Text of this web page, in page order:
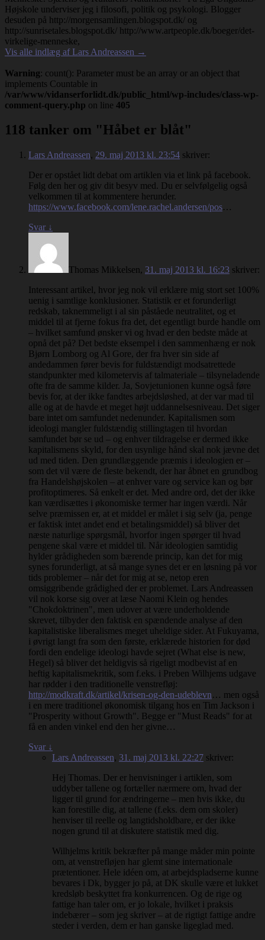
Højskole underviser jeg i filosofi, politik og psykologi. Blogger
desuden på http://morgensamlingen.blogspot.dk/ og
http://sunrisetales.blogspot.dk/ http://www.artpeople.dk/boeger/det-
virkelige-menneske,
Vis alle indlæg af Lars Andreassen →
Warning: count(): Parameter must be an array or an object that
implements Countable in
/var/www/vidanserforlidt.dk/public_html/wp-includes/class-wp-
comment-query.php on line 405
118 tanker om "Håbet er blåt"
Lars Andreassen, 29. maj 2013 kl. 23:54 skriver:
Der er opstået lidt debat om artiklen via et link på facebook.
Følg den her og giv dit besyv med. Du er selvfølgelig også
velkommen til at kommentere herunder.
https://www.facebook.com/lene.rachel.andersen/pos…
Svar ↓
Thomas Mikkelsen, 31. maj 2013 kl. 16:23 skriver:
Interessant artikel, hvor jeg nok vil erklære mig stort set 100%
uenig i samtlige konklusioner. Statistik er et forunderligt
redskab, taknemmeligt i al sin påståede neutralitet, og et
middel til at fjerne fokus fra det, det egentligt burde handle om
– hvilket samfund ønsker vi og hvad er den bedste måde at
opnå det på? Det bedste eksempel i den sammenhæng er nok
Bjørn Lomborg og Al Gore, der fra hver sin side af
andedammen fører bevis for fuldstændigt modsatrettede
standpunkter med kilometervis af talmateriale – tilsyneladende
ofte fra de samme kilder. Ja, Sovjetunionen kunne også føre
bevis for, at der ikke fandtes arbejdsløshed, at der var mad til
alle og at de havde et meget højt uddannelsesniveau. Det siger
bare intet om samfundet nedenunder. Kapitalismen som
ideologi mangler fuldstændig stillingtagen til hvordan
samfundet bør se ud – og enhver tildragelse er dermed ikke
kapitalismens skyld, for den usynlige hånd skal nok jævne det
ud med tiden. Den grundlæggende præmis i ideologien er –
som det vil være de fleste bekendt, der har åbnet en grundbog
fra Handelshøjskolen – at enhver vare og service kan og bør
profitoptimeres. Så enkelt er det. Med andre ord, det der ikke
kan værdisættes i økonomiske termer har ingen værdi. Når
selve præmissen er, at et middel er målet i sig selv (ja, penge
er faktisk intet andet end et betalingsmiddel) så bliver det
næste naturlige spørgsmål, hvorfor ingen spørger til hvad
pengene skal være et middel til. Når ideologien samtidig
hylder grådigheden som bærende princip, kan det for mig
synes forunderligt, at så mange synes det er en løsning på vor
tids problemer – når det for mig at se, netop eren
omsiggribende grådighed der er problemet. Lars Andreassen
vil nok korse sig over at læse Naomi Klein og hendes
"Chokdoktrinen", men udover at være underholdende
skrevet, tilbyder den faktisk en spændende analyse af den
kapitalistiske liberalismes meget uheldige sider. At Fukuyama,
i øvrigt langt fra som den første, erklærede historien for død
fordi den endelige ideologi havde sejret (What else is new,
Hegel) så bliver det heldigvis så rigeligt modbevist af en
heftig kapitalismekritik, som f.eks. i Preben Wilhjems udgave
har rødder i den traditionelle venstrefløj:
http://modkraft.dk/artikel/krisen-og-den-udeblevn… men også
i en mere traditionel økonomisk tilgang hos en Tim Jackson i
"Prosperity without Growth". Begge er "Must Reads" for at
få en anden vinkel end den her givne…
Svar ↓
Lars Andreassen, 31. maj 2013 kl. 22:27 skriver:
Hej Thomas. Der er henvisninger i artiklen, som
uddyber tallene og fortæller nærmere om, hvad der
ligger til grund for ændringerne – men hvis ikke, du
kan forestille dig, at tallene (f.eks. dem om skoler)
henviser til reelle og langtidsholdbare, er der ikke
nogen grund til at diskutere statistik med dig.
Wilhjelms kritik bekræfter på mange måder min pointe
om, at venstrefløjen har glemt sine internationale
prætentioner. Hele idéen om, at arbejdspladserne kunne
bevares i Dk, bygger jo på, at DK skulle være et lukket
kredsløb beskyttet fra konkurrencen. Og de rige og
fattige han taler om, er jo lokale, hvilket i praksis
indebærer – som jeg skriver – at de rigtigt fattige andre
steder i verden, dem er han ganske ligeglad med.